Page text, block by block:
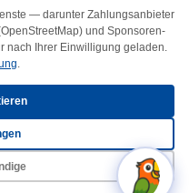
uns!
— darunter Zahlungsanbieter
und Sponsoren-
nach Ihrer Einwilligung geladen.
.